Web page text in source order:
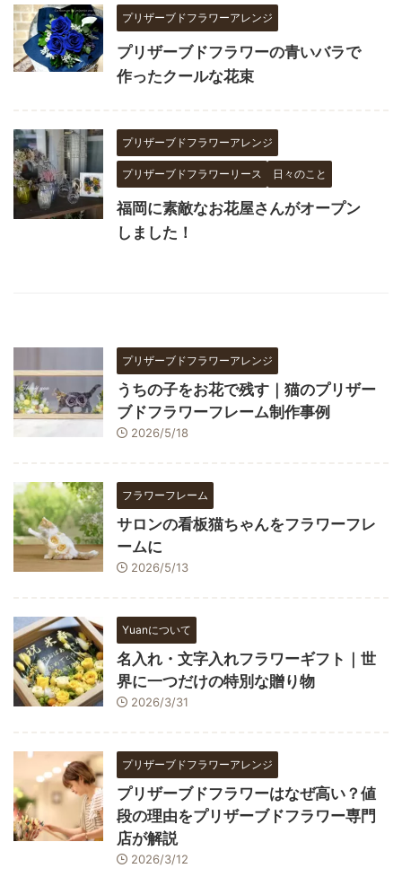
プリザーブドフラワーアレンジ
プリザーブドフラワーの青いバラで
作ったクールな花束
プリザーブドフラワーアレンジ
プリザーブドフラワーリース 日々のこと
福岡に素敵なお花屋さんがオープン
しました！
プリザーブドフラワーアレンジ
うちの子をお花で残す｜猫のプリザー
ブドフラワーフレーム制作事例
2026/5/18
フラワーフレーム
サロンの看板猫ちゃんをフラワーフレ
ームに
2026/5/13
Yuanについて
名入れ・文字入れフラワーギフト｜世
界に一つだけの特別な贈り物
2026/3/31
プリザーブドフラワーアレンジ
プリザーブドフラワーはなぜ高い？値
段の理由をプリザーブドフラワー専門
店が解説
2026/3/12